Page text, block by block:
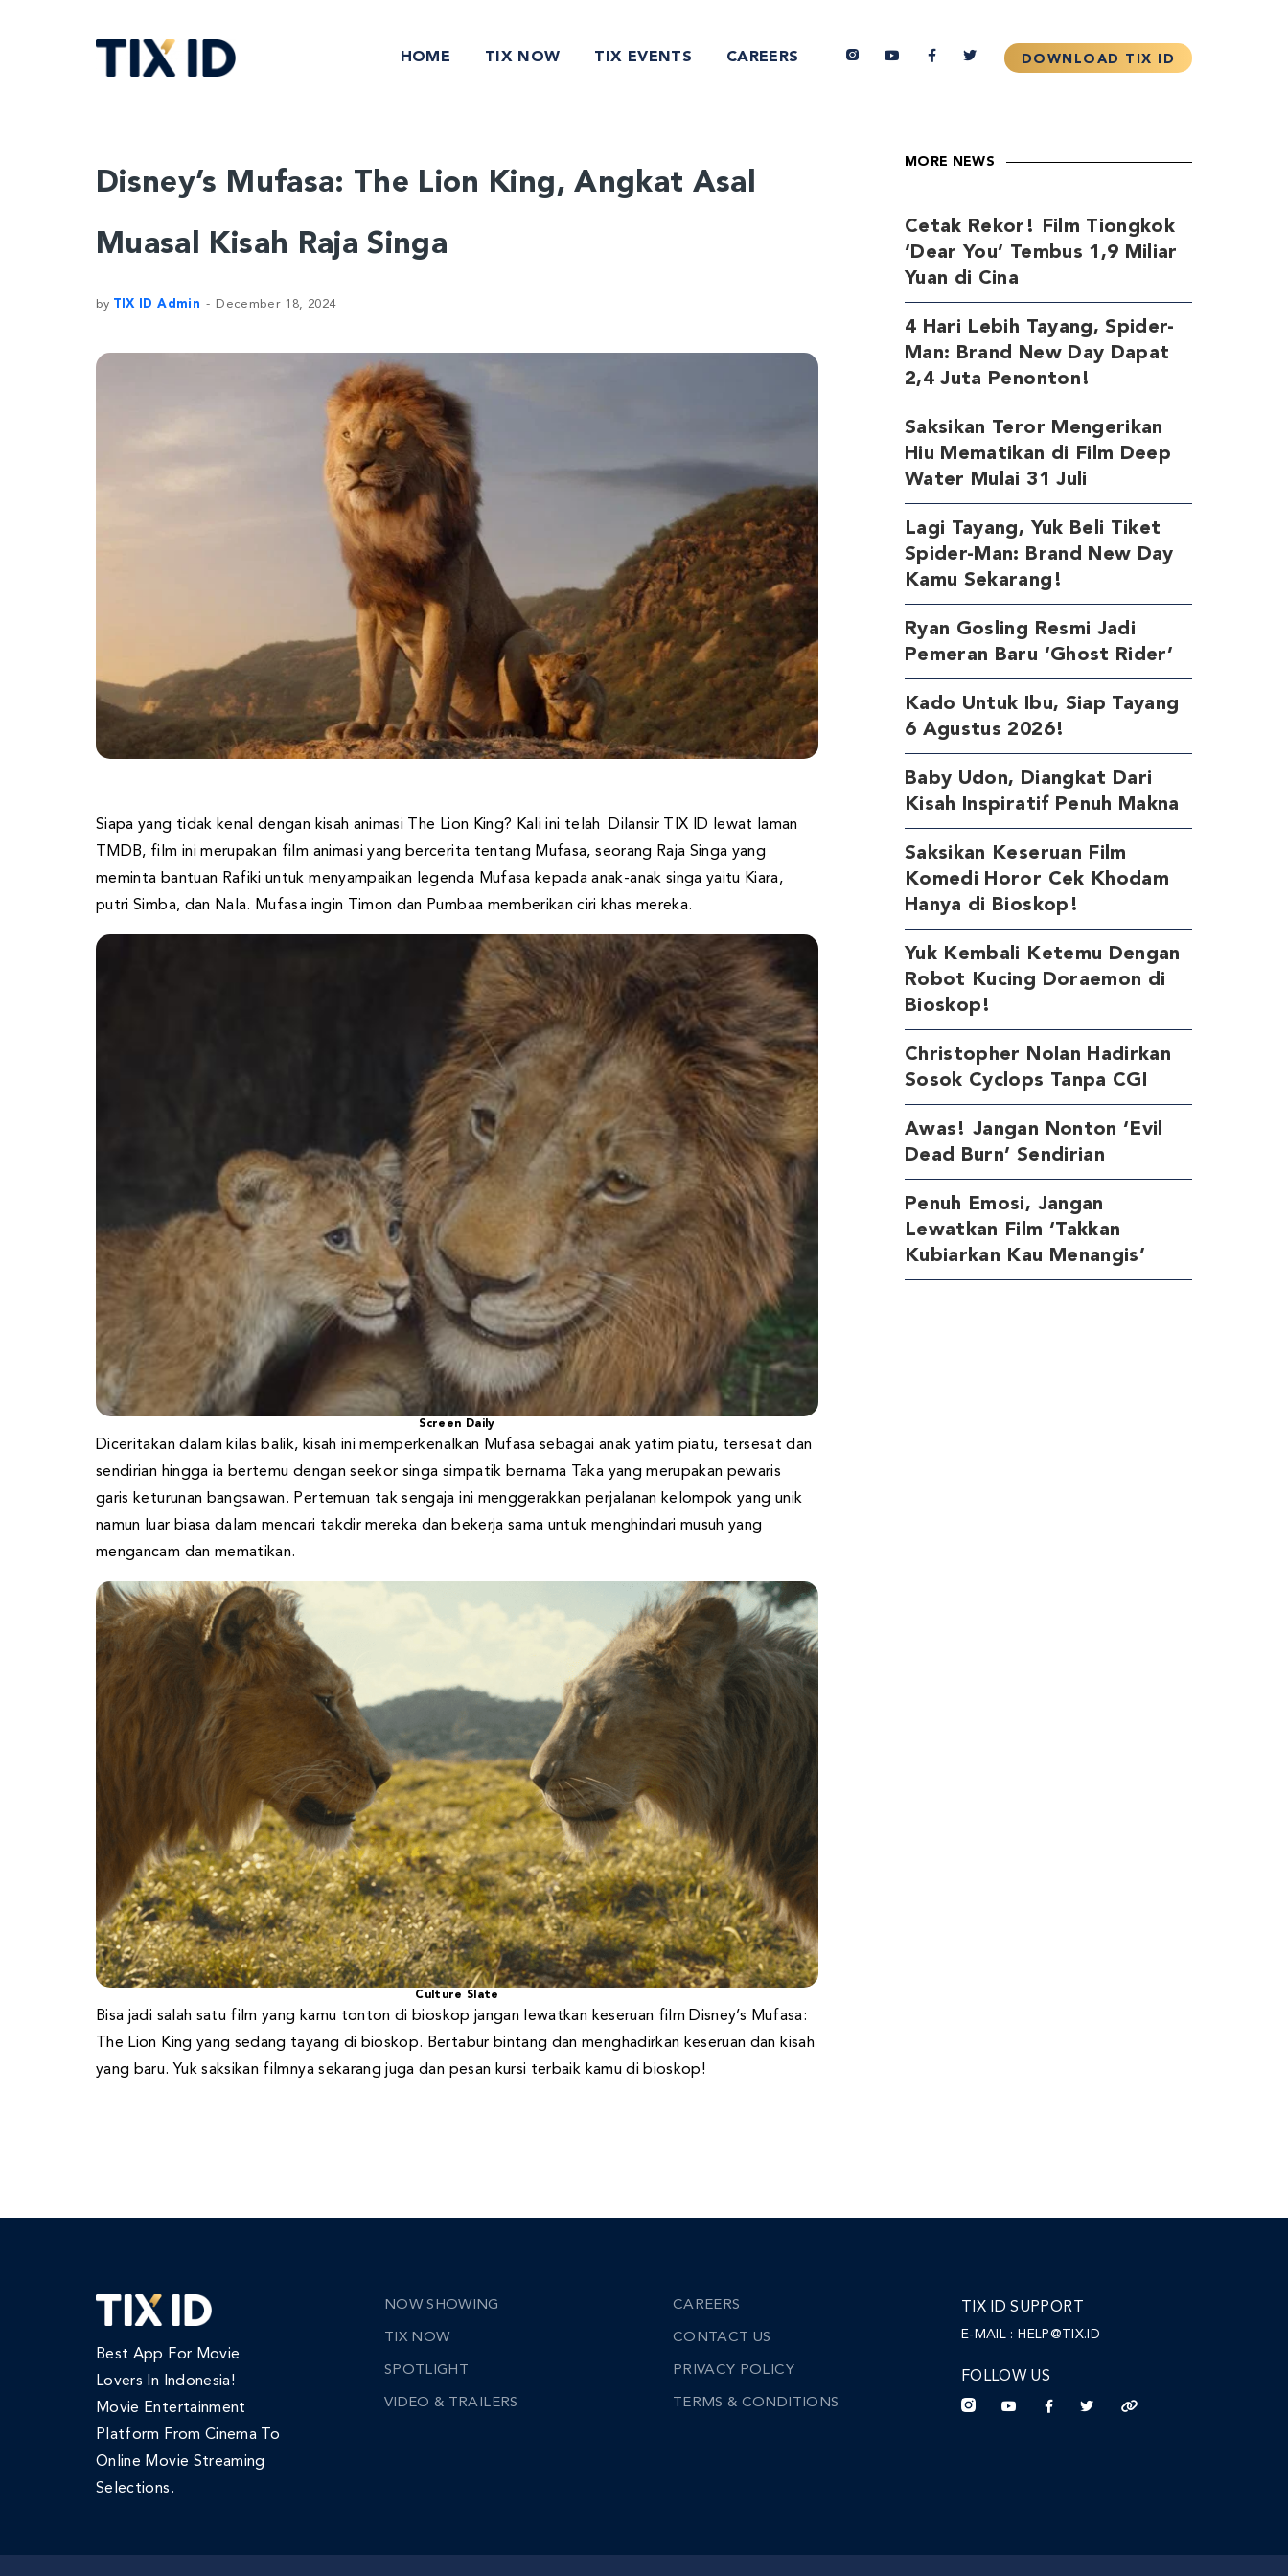
HOME TIX NOW TIX EVENTS CAREERS
Disney’s Mufasa: The Lion King, Angkat Asal
Muasal Kisah Raja Singa
by TIX ID Admin December 18, 2024
Siapa yang tidak kenal dengan kisah animasi The Lion King? Kali ini telah Dilansir TIX ID lewat laman
TMDB, film ini merupakan film animasi yang bercerita tentang Mufasa, seorang Raja Singa yang
meminta bantuan Rafiki untuk menyampaikan legenda Mufasa kepada anak-anak singa yaitu Kiara,
putri Simba, dan Nala. Mufasa ingin Timon dan Pumbaa memberikan ciri khas mereka.
Screen Daily
Diceritakan dalam kilas balik, kisah ini memperkenalkan Mufasa sebagai anak yatim piatu, tersesat dan
sendirian hingga ia bertemu dengan seekor singa simpatik bernama Taka yang merupakan pewaris
garis keturunan bangsawan. Pertemuan tak sengaja ini menggerakkan perjalanan kelompok yang unik
namun luar biasa dalam mencari takdir mereka dan bekerja sama untuk menghindari musuh yang
mengancam dan mematikan.
Culture Slate
Bisa jadi salah satu film yang kamu tonton di bioskop jangan lewatkan keseruan film Disney’s Mufasa:
The Lion King yang sedang tayang di bioskop. Bertabur bintang dan menghadirkan keseruan dan kisah
yang baru. Yuk saksikan filmnya sekarang juga dan pesan kursi terbaik kamu di bioskop!
MORE NEWS
Cetak Rekor! Film Tiongkok
‘Dear You’ Tembus 1,9 Miliar
Yuan di Cina
4 Hari Lebih Tayang, Spider-
Man: Brand New Day Dapat
2,4 Juta Penonton!
Saksikan Teror Mengerikan
Hiu Mematikan di Film Deep
Water Mulai 31 Juli
Lagi Tayang, Yuk Beli Tiket
Spider-Man: Brand New Day
Kamu Sekarang!
Ryan Gosling Resmi Jadi
Pemeran Baru ‘Ghost Rider’
Kado Untuk Ibu, Siap Tayang
6 Agustus 2026!
Baby Udon, Diangkat Dari
Kisah Inspiratif Penuh Makna
Saksikan Keseruan Film
Komedi Horor Cek Khodam
Hanya di Bioskop!
Yuk Kembali Ketemu Dengan
Robot Kucing Doraemon di
Bioskop!
Christopher Nolan Hadirkan
Sosok Cyclops Tanpa CGI
Awas! Jangan Nonton ‘Evil
Dead Burn’ Sendirian
Penuh Emosi, Jangan
Lewatkan Film ‘Takkan
Kubiarkan Kau Menangis’
Best App For Movie
Lovers In Indonesia!
Movie Entertainment
Platform From Cinema To
Online Movie Streaming
Selections.
NOW SHOWING
TIX NOW
SPOTLIGHT
VIDEO & TRAILERS
CAREERS
CONTACT US
PRIVACY POLICY
TERMS & CONDITIONS
TIX ID SUPPORT
E-MAIL : HELP@TIX.ID
FOLLOW US